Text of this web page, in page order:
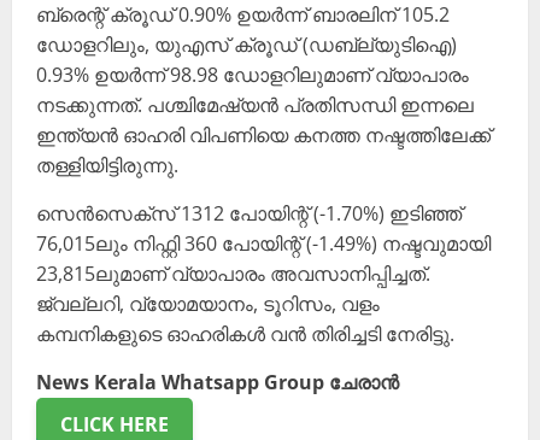
ബ്രെന്റ് ക്രൂഡ് 0.90% ഉയർന്ന് ബാരലിന് 105.2
ഡോളറിലും, യുഎസ് ക്രൂഡ് (ഡബ്ല്യുടിഐ)
0.93% ഉയർന്ന് 98.98 ഡോളറിലുമാണ് വ്യാപാരം
നടക്കുന്നത്. പശ്ചിമേഷ്യൻ പ്രതിസന്ധി ഇന്നലെ
ഇന്ത്യൻ ഓഹരി വിപണിയെ കനത്ത നഷ്ടത്തിലേക്ക്
തള്ളിയിട്ടിരുന്നു.
സെൻസെക്സ് 1312 പോയിന്റ് (-1.70%) ഇടിഞ്ഞ്
76,015ലും നിഫ്റ്റി 360 പോയിന്റ് (-1.49%) നഷ്ടവുമായി
23,815ലുമാണ് വ്യാപാരം അവസാനിപ്പിച്ചത്.
ജ്വല്ലറി, വ്യോമയാനം, ടൂറിസം, വളം
കമ്പനികളുടെ ഓഹരികൾ വൻ തിരിച്ചടി നേരിട്ടു.
News Kerala Whatsapp Group ചേരാൻ
CLICK HERE